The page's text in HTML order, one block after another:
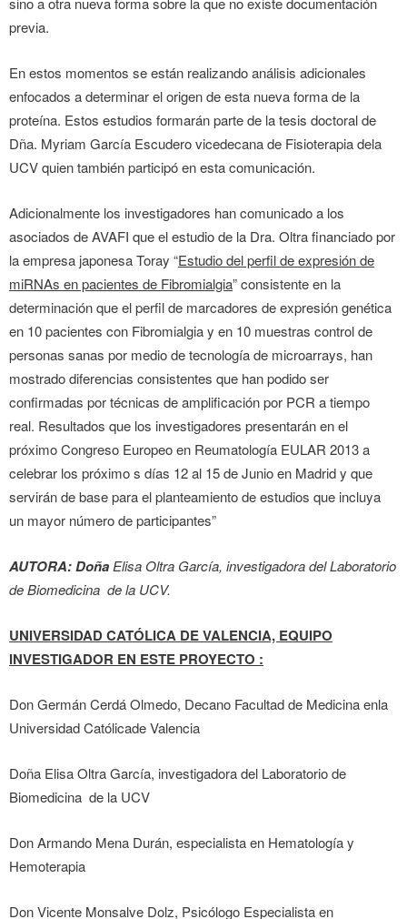
previa.
En estos momentos se están realizando análisis adicionales
enfocados a determinar el origen de esta nueva forma de la
proteína. Estos estudios formarán parte de la tesis doctoral de
Dña. Myriam García Escudero vicedecana de Fisioterapia dela
UCV quien también participó en esta comunicación.
Adicionalmente los investigadores han comunicado a los
asociados de AVAFI que el estudio de la Dra. Oltra financiado por
la empresa japonesa Toray “Estudio del perfil de expresión de
miRNAs en pacientes de Fibromialgia” consistente en la
determinación que el perfil de marcadores de expresión genética
en 10 pacientes con Fibromialgia y en 10 muestras control de
personas sanas por medio de tecnología de microarrays, han
mostrado diferencias consistentes que han podido ser
confirmadas por técnicas de amplificación por PCR a tiempo
real. Resultados que los investigadores presentarán en el
próximo Congreso Europeo en Reumatología EULAR 2013 a
celebrar los próximo s días 12 al 15 de Junio en Madrid y que
servirán de base para el planteamiento de estudios que incluya
un mayor número de participantes”
AUTORA: Doña Elisa Oltra García, investigadora del Laboratorio
de Biomedicina de la UCV.
UNIVERSIDAD CATÓLICA DE VALENCIA, EQUIPO
INVESTIGADOR EN ESTE PROYECTO :
Don Germán Cerdá Olmedo, Decano Facultad de Medicina enla
Universidad Católicade Valencia
Doña Elisa Oltra García, investigadora del Laboratorio de
Biomedicina de la UCV
Don Armando Mena Durán, especialista en Hematología y
Hemoterapia
Don Vicente Monsalve Dolz, Psicólogo Especialista en